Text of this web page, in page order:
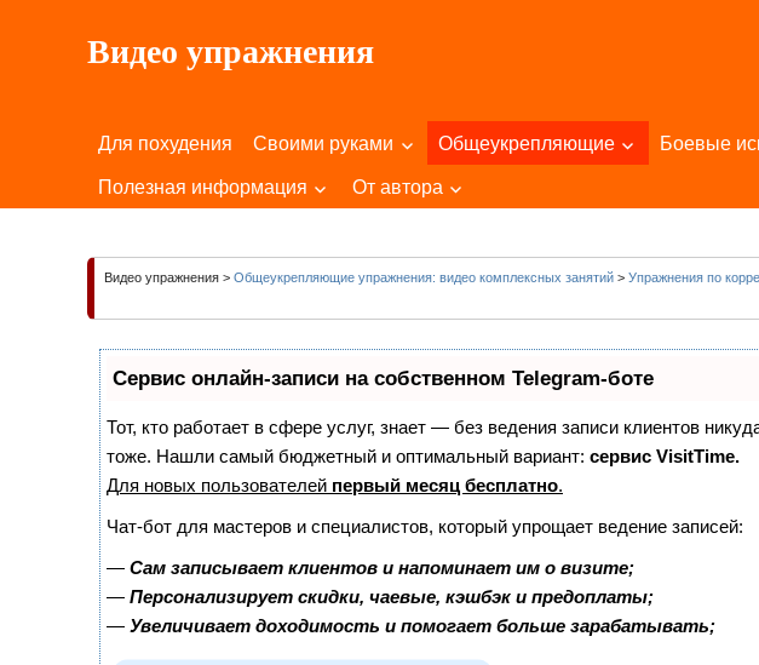
содержимому
Видео упражнения
Вашего
Для похудения Своими руками Общеукрепляющие Боевые
Полезная информация От автора
Видео упражнения > Общеукрепляющие упражнения: видео комплексных занятий > Упражнения по
Сервис онлайн-записи на собственном Telegram-боте
Тот, кто работает в сфере услуг, знает — без ведения записи клиентов
тоже. Нашли самый бюджетный и оптимальный вариант: сервис VisitTime.
Для новых пользователей первый месяц бесплатно.
Чат-бот для мастеров и специалистов, который упрощает ведение записей:
— Сам записывает клиентов и напоминает им о визите;
— Персонализирует скидки, чаевые, кэшбэк и предоплаты;
— Увеличивает доходимость и помогает больше зарабатывать;